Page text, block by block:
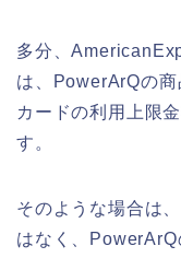
多分、
は、PowerArQの
カードの利用上限
す。
そのような場合は
はなく、PowerArQ